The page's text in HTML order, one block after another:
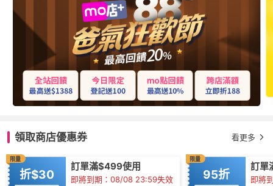
領取商店優惠券 看更多
限量
折$30
訂單滿$499使用
即將到期：08/08 23:59失效
限量
95折
訂單
即將